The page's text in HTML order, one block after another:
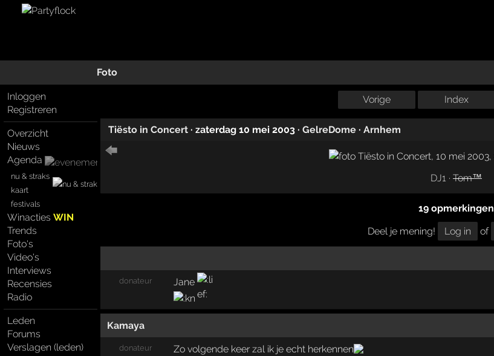
Foto
Inloggen
Registreren
Overzicht
Nieuws
Agenda
nu & straks
kaart
festivals
WinactiesWIN
Trends
Foto's
Video's
Interviews
Recensies
Radio
Leden
Forums
Verslagen (leden)
Vorige Index
Tiësto in Concert · zaterdag 10 mei 2003 · GelreDome · Arnhem
DJ1 · Tom™
19 opmerkingen
Deel je mening!
Log in of
donateur Jane
Kamaya
donateur Zo volgende keer zal ik je echt herkennen